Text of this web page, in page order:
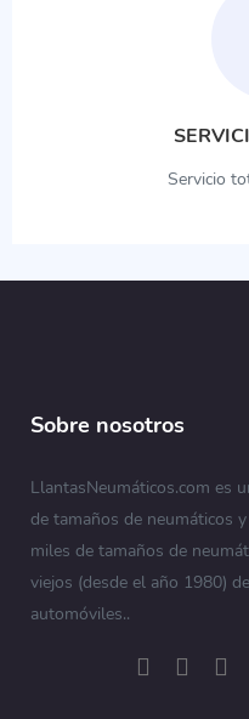
Servicio
Sobre nosotros
LlantasNeumáticos.com es
de tamaños de neumáticos
miles de tamaños de
viejos (desde el año 1980)
automóviles..